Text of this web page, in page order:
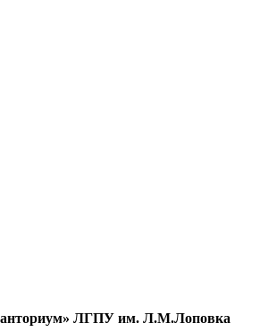
ЛГПУ им. Л.М.Лоповка